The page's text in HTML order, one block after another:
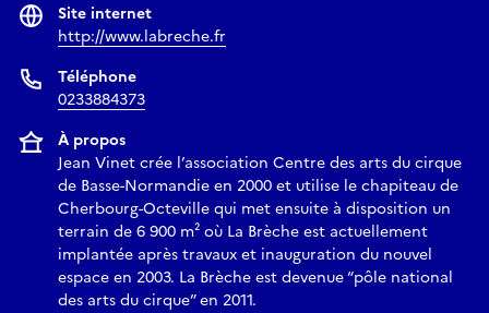
Site internet
http://www.labreche.fr
Téléphone
0233884373
À propos
Jean Vinet crée l’association Centre des arts du cirque
de Basse-Normandie en 2000 et utilise le chapiteau de
Cherbourg-Octeville qui met ensuite à disposition un
terrain de 6 900 m² où La Brèche est actuellement
implantée après travaux et inauguration du nouvel
espace en 2003. La Brèche est devenue “pôle national
des arts du cirque” en 2011.